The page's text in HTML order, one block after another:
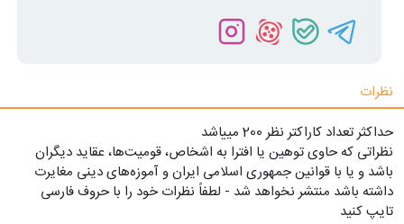
نظرات
حداکثر تعداد کاراکتر نظر 200 ميياشد
نظراتی که حاوی توهین یا افترا به اشخاص، قومیت‌ها، عقاید دیگران
باشد و یا با قوانین جمهوری اسلامی ایران و آموزه‌های دینی مغایرت
داشته باشد منتشر نخواهد شد - لطفاً نظرات خود را با حروف فارسی
تایپ کنید